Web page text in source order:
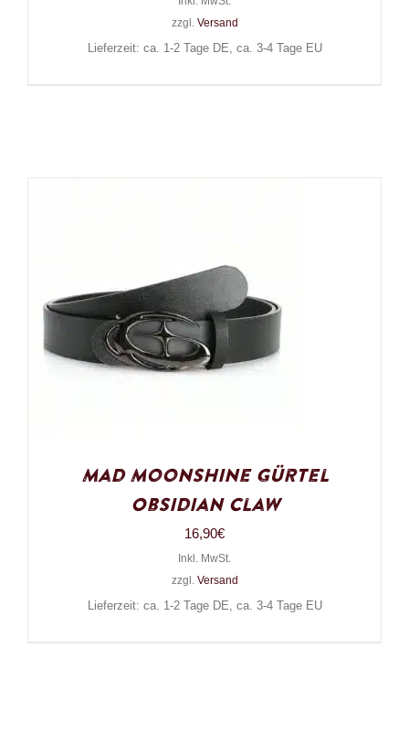
zzgl. Versand
Lieferzeit: ca. 1-2 Tage DE, ca. 3-4 Tage EU
Mad Moonshine Gürtel
Obsidian Claw
16,90€
Inkl. MwSt.
zzgl. Versand
Lieferzeit: ca. 1-2 Tage DE, ca. 3-4 Tage EU